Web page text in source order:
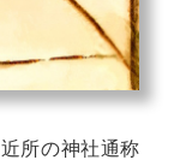
所の神社通称